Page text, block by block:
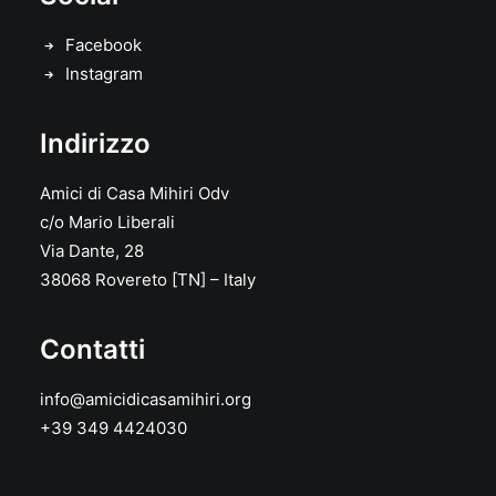
Facebook
Instagram
Indirizzo
Amici di Casa Mihiri Odv
c/o Mario Liberali
Via Dante, 28
38068 Rovereto [TN] – Italy
Contatti
info@amicidicasamihiri.org
+39 349 4424030